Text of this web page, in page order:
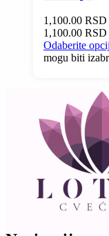
1,100.00 RSD
1,100.00
Odaberite
mogu biti